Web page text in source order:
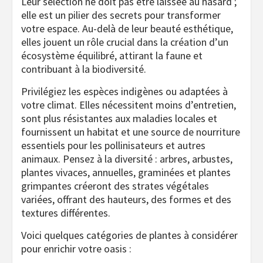
elle est un pilier des secrets pour transformer
votre espace. Au-delà de leur beauté esthétique,
elles jouent un rôle crucial dans la création d’un
écosystème équilibré, attirant la faune et
contribuant à la biodiversité.
Privilégiez les espèces indigènes ou adaptées à
votre climat. Elles nécessitent moins d’entretien,
sont plus résistantes aux maladies locales et
fournissent un habitat et une source de nourriture
essentiels pour les pollinisateurs et autres
animaux. Pensez à la diversité : arbres, arbustes,
plantes vivaces, annuelles, graminées et plantes
grimpantes créeront des strates végétales
variées, offrant des hauteurs, des formes et des
textures différentes.
Voici quelques catégories de plantes à considérer
pour enrichir votre oasis :